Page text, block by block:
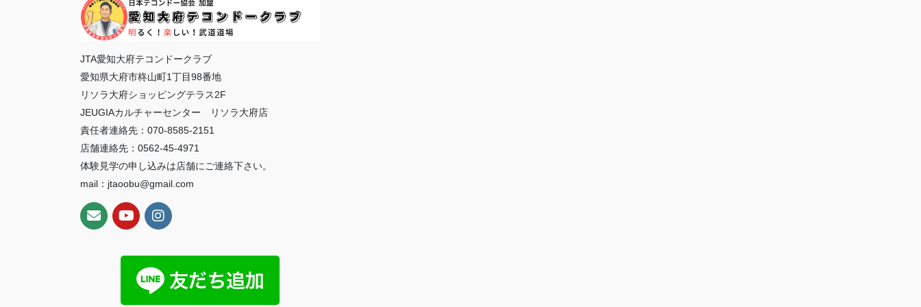
JTA愛知大府テコンドークラブ
愛知県大府市柊山町1丁目98番地
リソラ大府ショッピングテラス2F
JEUGIAカルチャーセンター リソラ大府店
責任者連絡先：070-8585-2151
店舗連絡先：0562-45-4971
体験見学の申し込みは店舗にご連絡下さい。
mail：jtaoobu@gmail.com